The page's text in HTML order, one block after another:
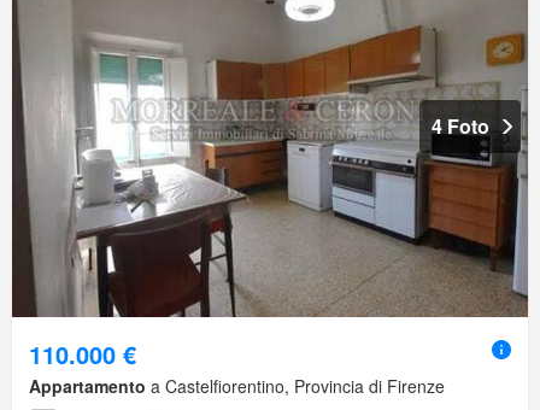
4 Foto
110.000 €
Appartamento a Castelfiorentino, Provincia di Firenze